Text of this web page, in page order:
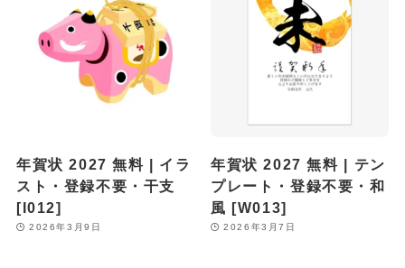
年賀状 2027 無料 | イラ
スト・登録不要・干支
[I012]
2026年3月9日
年賀状 2027 無料 | テン
プレート・登録不要・和
風 [W013]
2026年3月7日